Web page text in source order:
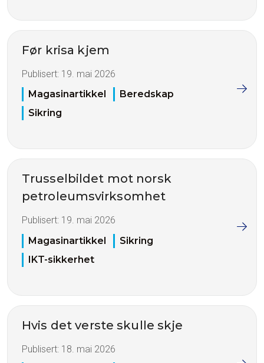
Før krisa kjem
Publisert: 19. mai 2026
Magasinartikkel
Beredskap
Sikring
Trusselbildet mot norsk
petroleumsvirksomhet
Publisert: 19. mai 2026
Magasinartikkel
Sikring
IKT-sikkerhet
Hvis det verste skulle skje
Publisert: 18. mai 2026